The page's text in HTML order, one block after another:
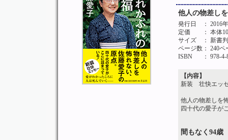
他人の物差し
発行日
： 2016
定価
： 本体
サイズ
： 新書判
ページ数： 240ペ
ISBN
： 978-
【内容】
新装 壮快エッ
他人の物差しを
四十代の愛子が
間もなく94